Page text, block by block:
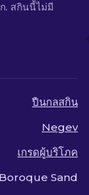
. สกินนี้ไม่มี
ปืนกลสกิน
Negev
เกรดผู้บริโภค
Boroque Sand